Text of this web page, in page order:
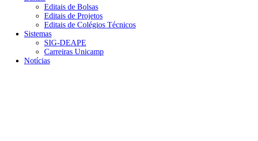
Editais de Bolsas
Editais de Projetos
Editais de Colégios Técnicos
Sistemas
SIG-DEAPE
Carreiras Unicamp
Notícias